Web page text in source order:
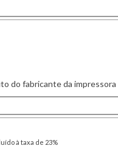
do fabricante da impressora
à taxa de 23%